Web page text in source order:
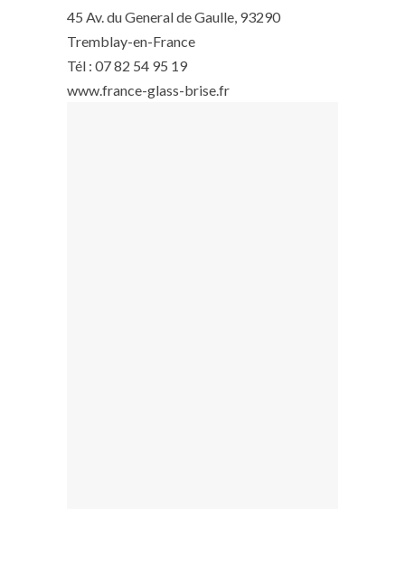
45 Av. du General de Gaulle, 93290
Tremblay-en-France
Tél : 07 82 54 95 19
www.france-glass-brise.fr